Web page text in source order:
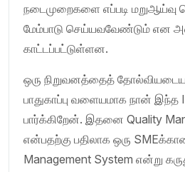
நடைமுறைகளை எப்படி மறுஆய்வு
மேம்பாடு செய்யவவேண்டும் என
காட்டப்பட்டுள்ளன.
ஒரு நிறுவனத்தைத்
பாதுகாப்பு வளையமாக நான் இந்த
பார்க்கிறேன். இதனை Quality
என்பதற்கு பதிலாக ஒரு
Management System என்று